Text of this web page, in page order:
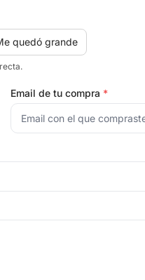
quedó grande
Email de tu compra *